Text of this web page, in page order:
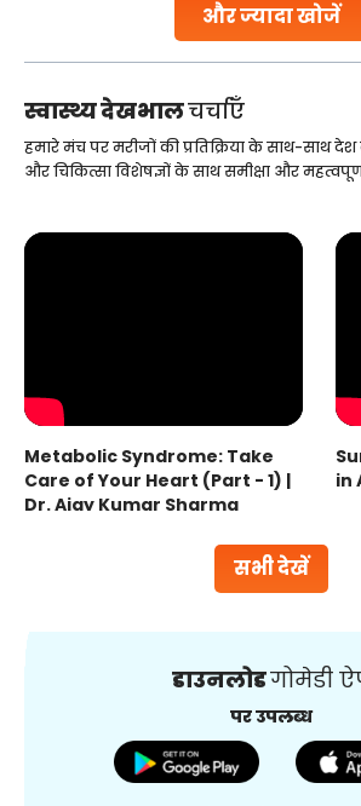
और ज्यादा खोजें
स्वास्थ्य देखभालचर्चाएँ
सभी देखें
हमारे मंच पर मरीजों की प्रतिक्रिया के साथ-साथ
और चिकित्सा विशेषज्ञों के साथ समीक्षा और महत्वपूर्ण
Metabolic Syndrome: Take
Care of Your Heart (Part - 1) |
Dr. Ajay Kumar Sharma
in
डाउनलोडगोमेडी
पर उपलब्ध